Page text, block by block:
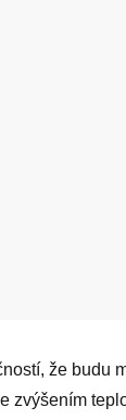
že budu
zvýšením